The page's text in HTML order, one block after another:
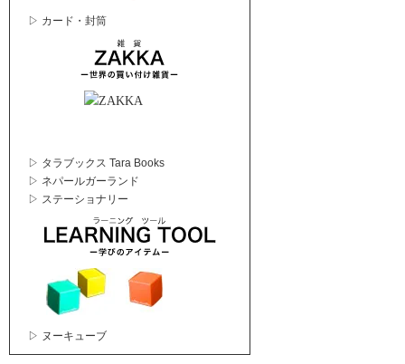
▷ カード・封筒
▷ タラブックス Tara Books
▷ ネパールガーランド
▷ ステーショナリー
▷ ヌーキューブ